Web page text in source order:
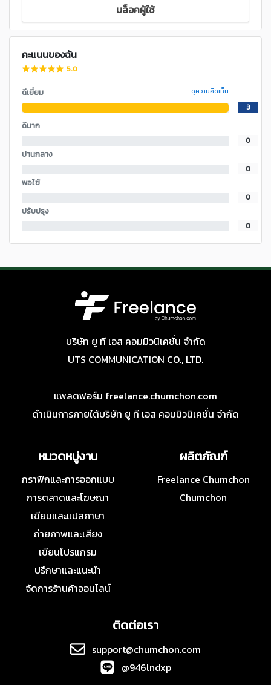
บล็อคผู้ใช้
คะแนนของฉัน
5.0
ดีเยี่ยม ดูความคิดเห็น
3
ดีมาก
0
ปานกลาง
0
พอใช้
0
ปรับปรุง
0
บริษัท ยู ที เอส คอมมิวนิเคชั่น จำกัด
UTS COMMUNICATION CO., LTD.
แพลตฟอร์ม freelance.chumchon.com
ดำเนินการภายใต้บริษัท ยู ที เอส คอมมิวนิเคชั่น จำกัด
หมวดหมู่งาน
กราฟิกและการออกแบบ
การตลาดและโฆษณา
เขียนและแปลภาษา
ถ่ายภาพและเสียง
เขียนโปรแกรม
ปรึกษาและแนะนำ
จัดการร้านค้าออนไลน์
ผลิตภัณฑ์
Freelance Chumchon
Chumchon
ติดต่อเรา
support@chumchon.com
@946lndxp